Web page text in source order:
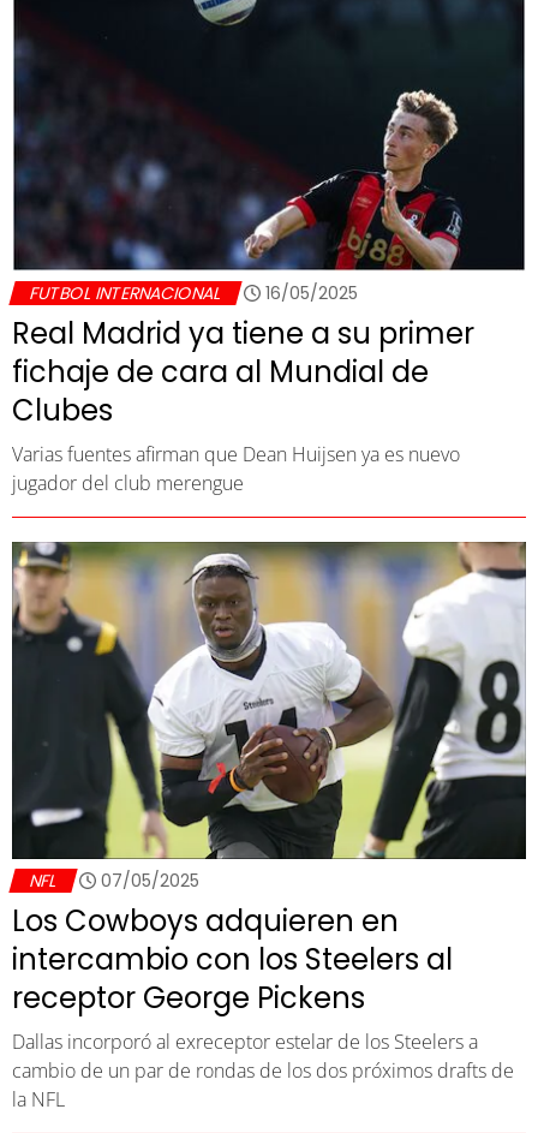
FUTBOL INTERNACIONAL 16/05/2025
Real Madrid ya tiene a su primer
fichaje de cara al Mundial de
Clubes
Varias fuentes afirman que Dean Huijsen ya es nuevo
jugador del club merengue
NFL 07/05/2025
Los Cowboys adquieren en
intercambio con los Steelers al
receptor George Pickens
Dallas incorporó al exreceptor estelar de los Steelers a
cambio de un par de rondas de los dos próximos drafts de
la NFL